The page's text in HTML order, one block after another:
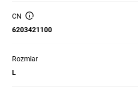
CN
6203421100
Rozmiar
L